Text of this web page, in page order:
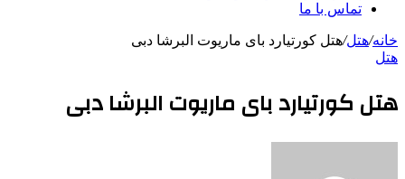
تماس با ما
خانه/هتل/هتل کورتیارد بای ماریوت البرشا دبی
هتل
هتل کورتیارد بای ماریوت البرشا دبی